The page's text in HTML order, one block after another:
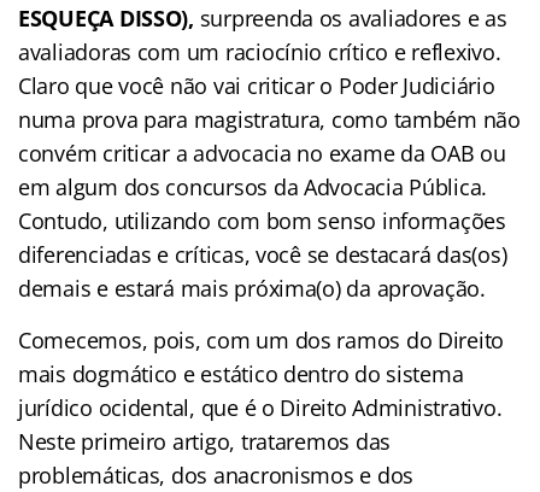
ESQUEÇA DISSO), surpreenda os avaliadores e as
avaliadoras com um raciocínio crítico e reflexivo.
Claro que você não vai criticar o Poder Judiciário
numa prova para magistratura, como também não
convém criticar a advocacia no exame da OAB ou
em algum dos concursos da Advocacia Pública.
Contudo, utilizando com bom senso informações
diferenciadas e críticas, você se destacará das(os)
demais e estará mais próxima(o) da aprovação.
Comecemos, pois, com um dos ramos do Direito
mais dogmático e estático dentro do sistema
jurídico ocidental, que é o Direito Administrativo.
Neste primeiro artigo, trataremos das
problemáticas, dos anacronismos e dos